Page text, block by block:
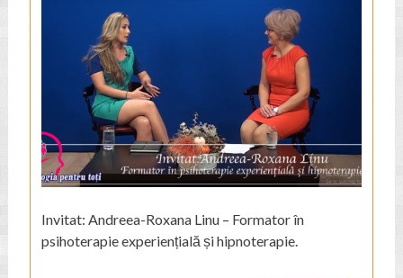
Invitat: Andreea-Roxana Linu – Formator în
psihoterapie experiențială și hipnoterapie.